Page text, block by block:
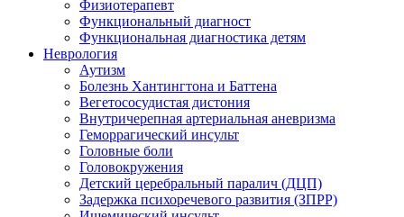
Физиотерапевт
Функциональный диагност
Функциональная диагностика детям
Неврология
Аутизм
Болезнь Хантингтона и Баттена
Вегетососудистая дистония
Внутричерепная артериальная аневризма
Геморрагический инсульт
Головные боли
Головокружения
Детский церебральный паралич (ДЦП)
Задержка психоречевого развития (ЗПРР)